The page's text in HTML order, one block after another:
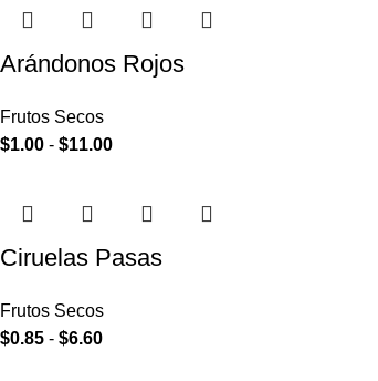
Arándonos Rojos
Frutos Secos
$1.00 - $11.00
Ciruelas Pasas
Frutos Secos
$0.85 - $6.60